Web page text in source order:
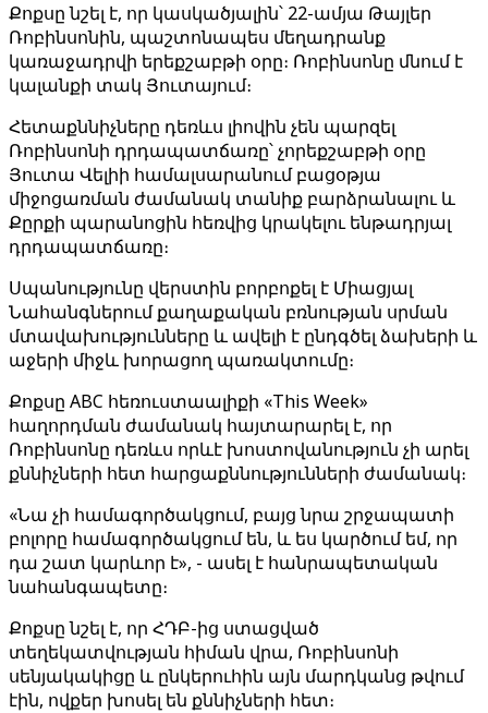
Քոքսը նշել է, որ կասկածյալին՝ 22-ամյա Թայլեր
Ռոբինսոնին, պաշտոնապես մեղադրանք
կառաջադրվի երեքշաբթի օրը։ Ռոբինսոնը մնում է
կալանքի տակ Յուտայում։
Հետաքննիչները դեռևս լիովին չեն պարզել
Ռոբինսոնի դրդապատճառը՝ չորեքշաբթի օրը
Յուտա Վելիի համալսարանում բացօթյա
միջոցառման ժամանակ տանիք բարձրանալու և
Քըրքի պարանոցին հեռվից կրակելու ենթադրյալ
դրդապատճառը։
Սպանությունը վերստին բորբոքել է Միացյալ
Նահանգներում քաղաքական բռնության սրման
մտավախությունները և ավելի է ընդգծել ձախերի և
աջերի միջև խորացող պառակտումը։
Քոքսը ABC հեռուստաալիքի «This Week»
հաղորդման ժամանակ հայտարարել է, որ
Ռոբինսոնը դեռևս որևէ խոստովանություն չի արել
քննիչների հետ հարցաքննությունների ժամանակ։
«Նա չի համագործակցում, բայց նրա շրջապատի
բոլորը համագործակցում են, և ես կարծում եմ, որ
դա շատ կարևոր է», - ասել է հանրապետական ​​
նահանգապետը։
Քոքսը նշել է, որ ՀԴԲ-ից ստացված
տեղեկատվության հիման վրա, Ռոբինսոնի
սենյակակիցը և ընկերուհին այն մարդկանց թվում
էին, ովքեր խոսել են քննիչների հետ։